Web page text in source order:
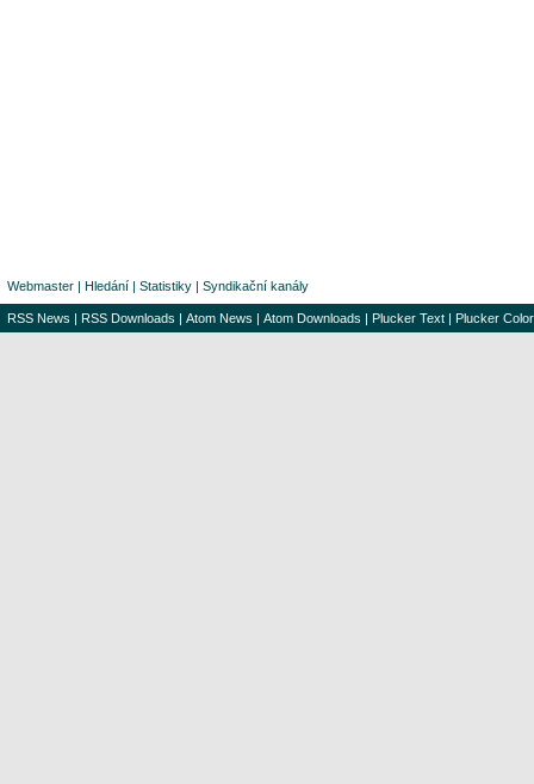
Webmaster | Hledání | Statistiky | Syndikační kanály
RSS News | RSS Downloads | Atom News | Atom Downloads | Plucker Text | Plucker Color